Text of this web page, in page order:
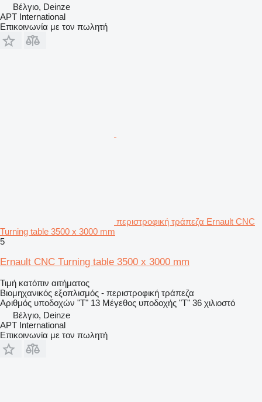
Βέλγιο, Deinze
APT International
Επικοινωνία με τον πωλητή
περιστροφική τράπεζα Ernault CNC
Turning table 3500 x 3000 mm
5
Ernault CNC Turning table 3500 x 3000 mm
Τιμή κατόπιν αιτήματος
Βιομηχανικός εξοπλισμός - περιστροφική τράπεζα
Αριθμός υποδοχών "Τ" 13 Μέγεθος υποδοχής "T" 36 χιλιοστό
Βέλγιο, Deinze
APT International
Επικοινωνία με τον πωλητή